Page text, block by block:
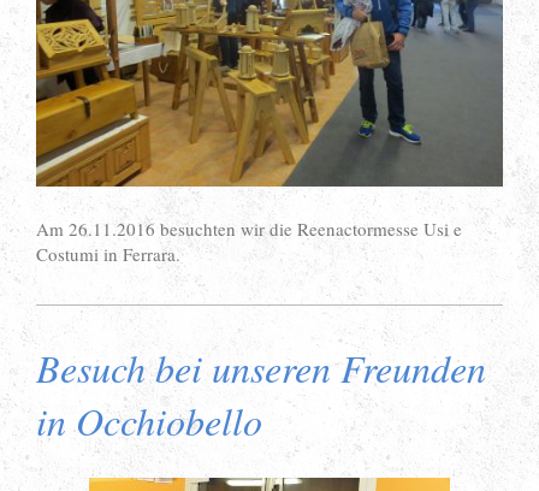
Am 26.11.2016 besuchten wir die Reenactormesse Usi e
Costumi in Ferrara.
Besuch bei unseren Freunden
in Occhiobello